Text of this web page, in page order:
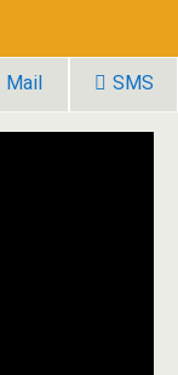
Mail SMS